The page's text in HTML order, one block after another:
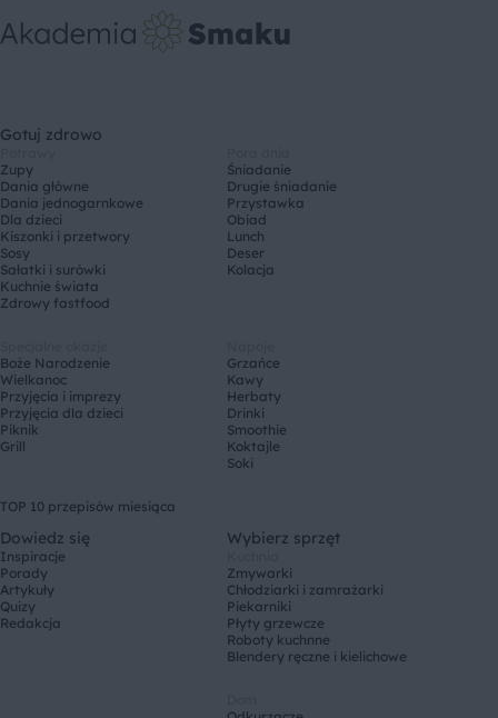
Gotuj zdrowo
Zupy
Dania główne
Dania jednogarnkowe
Dla dzieci
Kiszonki i przetwory
Sosy
Sałatki i surówki
Kuchnie świata
Zdrowy fastfood
Śniadanie
Drugie śniadanie
Przystawka
Obiad
Lunch
Deser
Kolacja
Boże Narodzenie
Wielkanoc
Przyjęcia i imprezy
Przyjęcia dla dzieci
Piknik
Grill
Grzańce
Kawy
Herbaty
Drinki
Smoothie
Koktajle
Soki
TOP 10 przepisów miesiąca
Dowiedz się
Inspiracje
Porady
Artykuły
Quizy
Redakcja
Wybierz sprzęt
Zmywarki
Chłodziarki i zamrażarki
Piekarniki
Płyty grzewcze
Roboty kuchnne
Blendery ręczne i kielichowe